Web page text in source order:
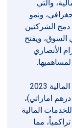
والتي
ونمو
الشركتين
السوق، ويفتح
الأنصاري
وبلغت الإيرادات الموحدة للشركتين للسنة المالية 2023
دولار أمريكي(1.4 مليار درهم اماراتي)،
للخدمات المالية
مما